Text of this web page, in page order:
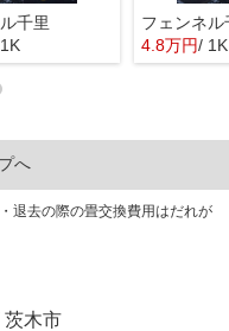
千里
フェンネル
4.8万円/ 1K
へ
退去の際の畳交換費用はだれが
茨木市